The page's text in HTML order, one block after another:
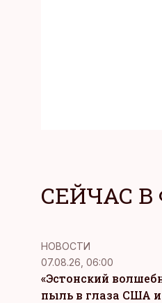
СЕЙЧАС В
НОВОСТИ
07.08.26, 06:00
«Эстонский
пыль в глаза США